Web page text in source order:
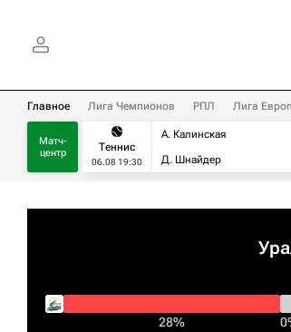
Главное Лига Чемпионов РПЛ Лига
Матч-
центр
Теннис
06.08 19:30
А. Калинская
Д. Шнайдер
28%